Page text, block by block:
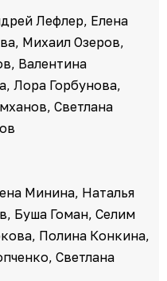
Лефлер, Елена
Михаил Озеров,
Валентина
Лора Горбунова,
Светлана
Минина, Наталья
Буша Гоман, Селим
Полина Конкина,
Светлана